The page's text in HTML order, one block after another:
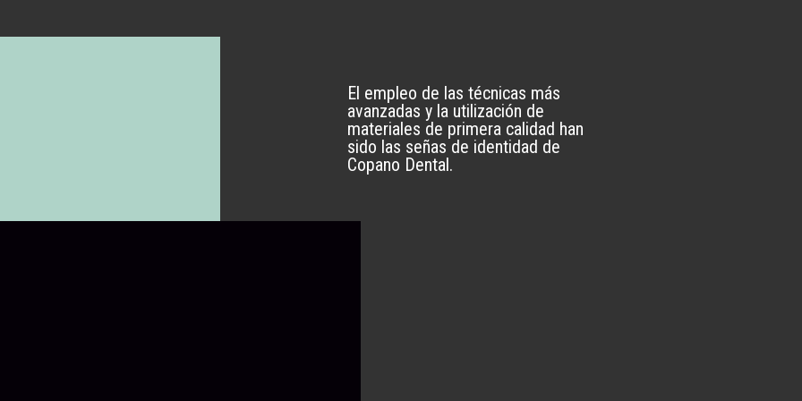
El empleo de las técnicas más
avanzadas y la utilización de
materiales de primera calidad han
sido las señas de identidad de
Copano Dental.